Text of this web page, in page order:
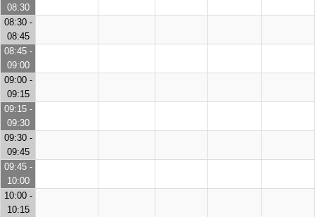
08:30
08:30 -
08:45
08:45 -
09:00
09:00 -
09:15
09:15 -
09:30
09:30 -
09:45
09:45 -
10:00
10:00 -
10:15